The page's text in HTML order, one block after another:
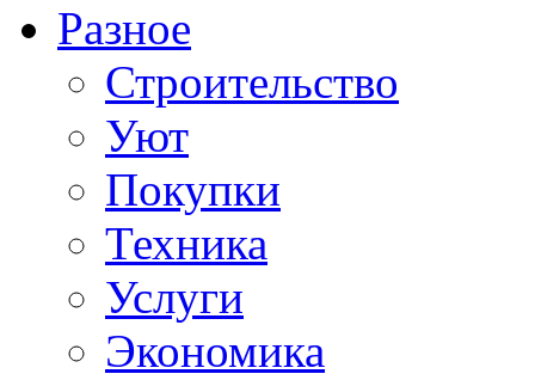
Разное
Строительство
Уют
Покупки
Техника
Услуги
Экономика